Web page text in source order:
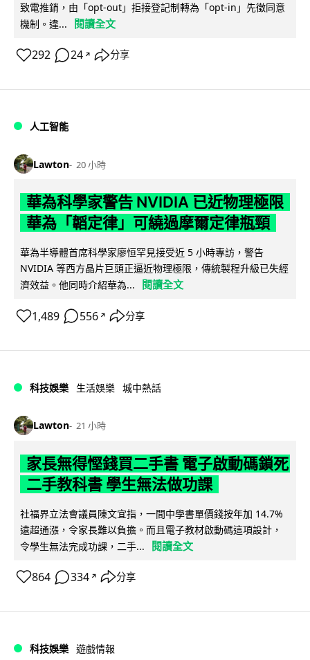
致電推銷，由「opt-out」拒接登記制轉為「opt-in」先徵同意
機制。違...
閱讀全文
292 24 ↗ 分享
人工智能
Lawton 20 小時
華為科學家警告 NVIDIA 已近物理極限
華為「韜定律」可繞過摩爾定律瓶頸
華為半導體首席科學家廖恒罕見接受近 5 小時專訪，警告
NVIDIA 等西方晶片巨頭正逼近物理極限，傳統製程升級已失經
濟效益。他同時介紹華為...
閱讀全文
1,489 556 ↗ 分享
科技娛樂 生活娛樂 城中熱話
Lawton 21 小時
家長無得慳錢買二手書 電子啟動碼鎖死
二手教科書 學生無法做功課
社福界立法會議員陳文宜指，一間中學書單價錢按年加 14.7%
遠超通漲，令家長難以負擔。而且電子教材啟動碼這項設計，
令學生無法完成功課，二手...
閱讀全文
864 334 ↗ 分享
科技娛樂 遊戲情報